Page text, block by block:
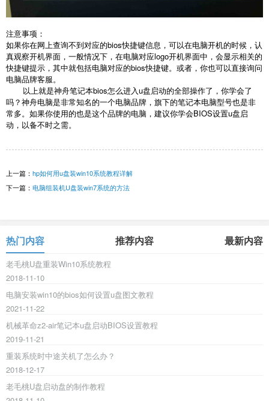
注意事项：
如果你在网上查询不到对应的bios快捷键信息，可以在电脑开机的时候，认
真观察开机界面，一般情况下，在电脑对应logo开机界面中，会显示相关的
快捷键提示，其中就包括电脑对应的bios快捷键。或者，你也可以直接询问
电脑品牌客服。
以上就是神舟笔记本bios怎么进入u盘启动的全部操作了，你学会了
吗？神舟电脑是非常知名的一个电脑品牌，旗下的笔记本电脑型号也是非
常多。如果你使用的也是这个品牌的电脑，建议你学会BIOS设置u盘启
动，以备不时之需。
上一篇： hp如何用u盘装win10系统教程详解
下一篇： 电脑组装机U盘装win7系统的方法
热门内容 推荐内容 最新内容
老毛桃U盘重装Win10系统教程
2018-11-10
电脑安装win10的bios如何设置u盘图文教程
2021-11-22
机械革命z2-air笔记本u盘启动BIOS设置教程
2019-11-21
重装系统时中途关机了怎么办？
2018-12-17
老毛桃U盘启动盘的制作教程